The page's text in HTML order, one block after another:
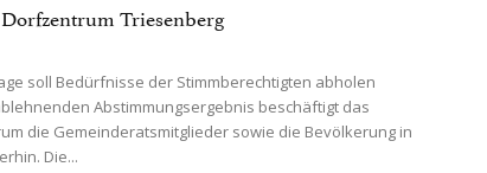
Triesenberg
soll Bedürfnisse der Stimmberechtigten abholen
Abstimmungsergebnis beschäftigt das
die Gemeinderatsmitglieder sowie die Bevölkerung in
Die...